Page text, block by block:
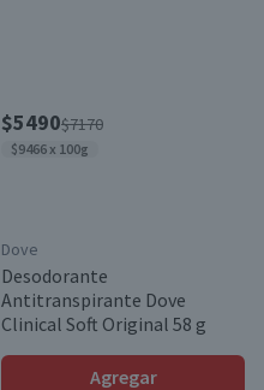
$5490$7170
$9466 x 100g
Dove
Desodorante
Antitranspirante Dove
Clinical Soft Original 58 g
Agregar